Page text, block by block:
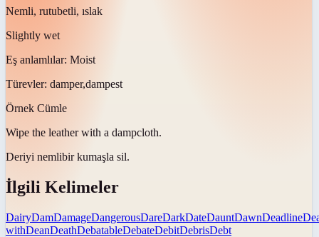
Nemli, rutubetli, ıslak
Slightly wet
Eş anlamlılar: Moist
Türevler: damper,dampest
Örnek Cümle
Wipe the leather with a dampcloth.
Deriyi nemlibir kumaşla sil.
İlgili Kelimeler
DairyDamDamageDangerousDareDarkDateDauntDawnDeadline
withDeanDeathDebatableDebateDebitDebrisDebt